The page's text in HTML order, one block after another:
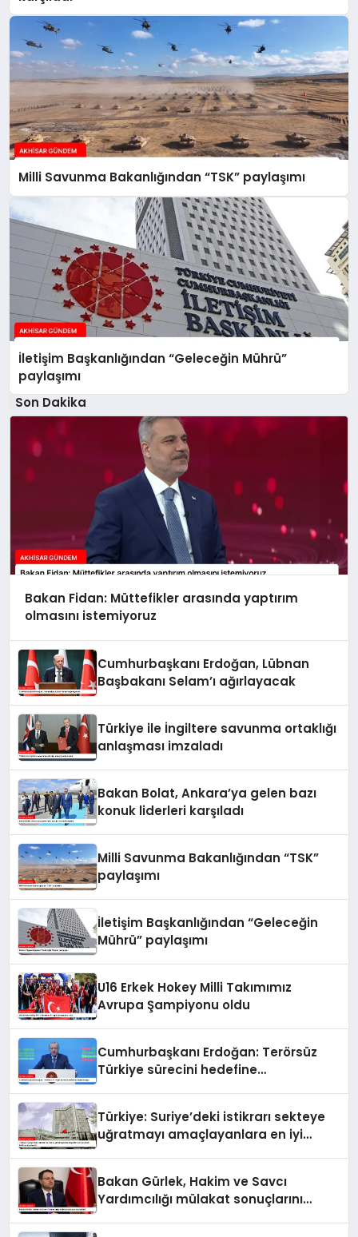
Milli Savunma Bakanlığından “TSK” paylaşımı
İletişim Başkanlığından “Geleceğin Mührü”
paylaşımı
Son Dakika
Bakan Fidan: Müttefikler arasında yaptırım
olmasını istemiyoruz
Cumhurbaşkanı Erdoğan, Lübnan
Başbakanı Selam’ı ağırlayacak
Türkiye ile İngiltere savunma ortaklığı
anlaşması imzaladı
Bakan Bolat, Ankara’ya gelen bazı
konuk liderleri karşıladı
Milli Savunma Bakanlığından “TSK”
paylaşımı
İletişim Başkanlığından “Geleceğin
Mührü” paylaşımı
U16 Erkek Hokey Milli Takımımız
Avrupa Şampiyonu oldu
Cumhurbaşkanı Erdoğan: Terörsüz
Türkiye sürecini hedefine
Türkiye: Suriye’deki istikrarı sekteye
uğratmayı amaçlayanlara en iyi
Bakan Gürlek, Hakim ve Savcı
Yardımcılığı mülakat sonuçlarını